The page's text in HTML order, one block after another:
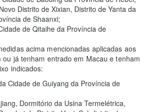
Distrito de Xixian, Distrito de Yanta da
de Shaanxi;
de Qitaihe da Província de
acima mencionadas aplicadas aos
já tenham entrado em Macau e tenham
indicados:
Cidade de Guiyang da Província de
Dormitório da Usina Termelétrica,